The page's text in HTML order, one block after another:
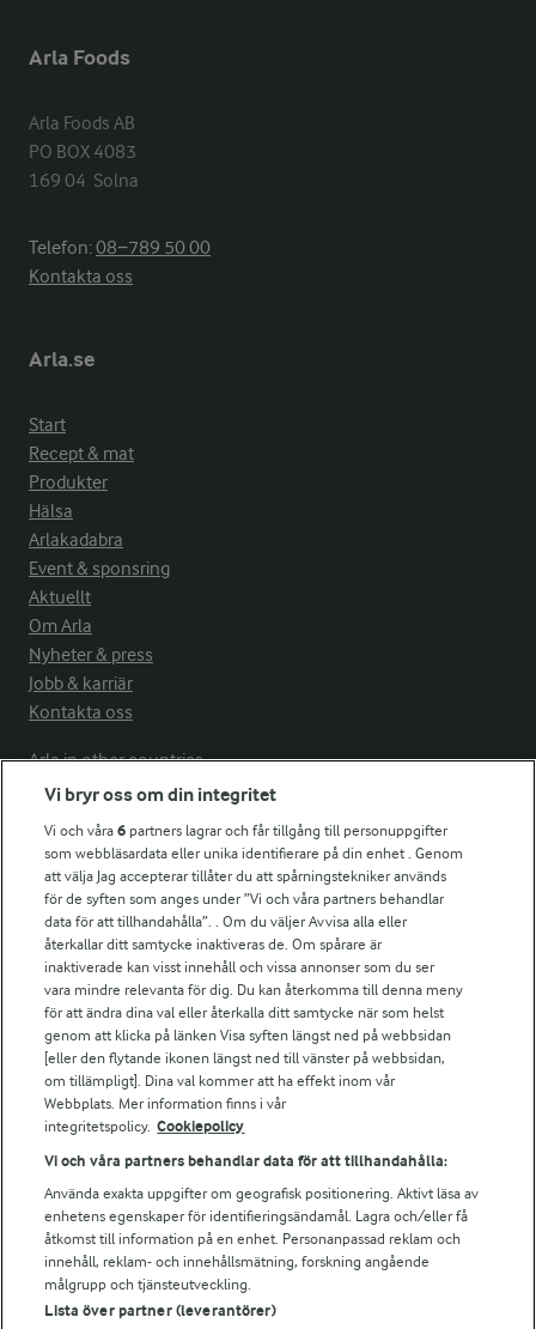
Arla Foods
Arla Foods AB
PO BOX 4083
169 04  Solna
Telefon:08−789 50 00
Kontakta oss
Arla.se
Start
Recept & mat
Produkter
Hälsa
Arlakadabra
Event & sponsring
Aktuellt
Om Arla
Nyheter & press
Jobb & karriär
Kontakta oss
Arla in other countries
Fler Arlasajter
För ägare
Arlas kundportal
Arla.com
Falbygdens Ost
Arla webbshop
Bildbank
Följ oss
Vi bryr oss om din integritet
Vi och våra6 partners lagrar och får tillgång till personuppgifter
som webbläsardata eller unika identifierare på din enhet . Genom
att välja Jag accepterar tillåter du att spårningstekniker används
för de syften som anges under ”Vi och våra partners behandlar
data för att tillhandahålla”. . Om du väljer Avvisa alla eller
återkallar ditt samtycke inaktiveras de. Om spårare är
inaktiverade kan visst innehåll och vissa annonser som du ser
vara mindre relevanta för dig. Du kan återkomma till denna meny
för att ändra dina val eller återkalla ditt samtycke när som helst
genom att klicka på länken Visa syften längst ned på webbsidan
[eller den flytande ikonen längst ned till vänster på webbsidan,
om tillämpligt]. Dina val kommer att ha effekt inom vår
Webbplats. Mer information finns i vår
integritetspolicy. Cookiepolicy
Vi och våra partners behandlar data för att tillhandahålla:
Använda exakta uppgifter om geografisk positionering. Aktivt läsa av
enhetens egenskaper för identifieringsändamål. Lagra och/eller få
åtkomst till information på en enhet. Personanpassad reklam och
innehåll, reklam- och innehållsmätning, forskning angående
målgrupp och tjänsteutveckling.
Lista över partner (leverantörer)